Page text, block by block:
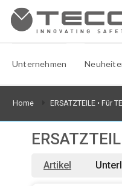
Unternehmen
Home ERSATZTEILE • Für
Artikel